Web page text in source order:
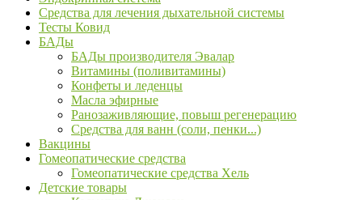
Средства для лечения дыхательной системы
Тесты Ковид
БАДы
БАДы производителя Эвалар
Витамины (поливитамины)
Конфеты и леденцы
Масла эфирные
Ранозаживляющие, повыш регенерацию
Средства для ванн (соли, пенки...)
Вакцины
Гомеопатические средства
Гомеопатические средства Хель
Детские товары